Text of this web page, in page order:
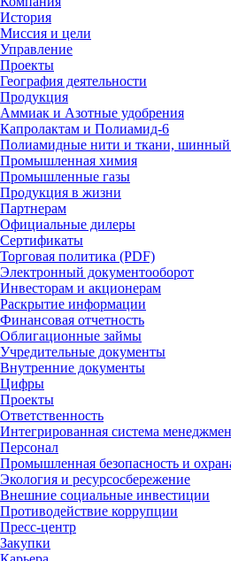
История
Миссия и цели
Управление
Проекты
География деятельности
Продукция
Аммиак и Азотные удобрения
Капролактам и Полиамид-6
Полиамидные нити и ткани, шинный
Промышленная химия
Промышленные газы
Продукция в жизни
Партнерам
Официальные дилеры
Сертификаты
Торговая политика (PDF)
Электронный документооборот
Инвесторам и акционерам
Раскрытие информации
Финансовая отчетность
Облигационные займы
Учредительные документы
Внутренние документы
Цифры
Проекты
Ответственность
Интегрированная система
Персонал
Промышленная безопасность и
Экология и ресурсосбережение
Внешние социальные инвестиции
Противодействие коррупции
Пресс-центр
Закупки